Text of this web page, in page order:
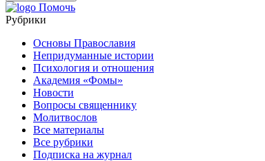
Помочь
Рубрики
Основы Православия
Непридуманные истории
Психология и отношения
Академия «Фомы»
Новости
Вопросы священнику
Молитвослов
Все материалы
Все рубрики
Подписка на журнал